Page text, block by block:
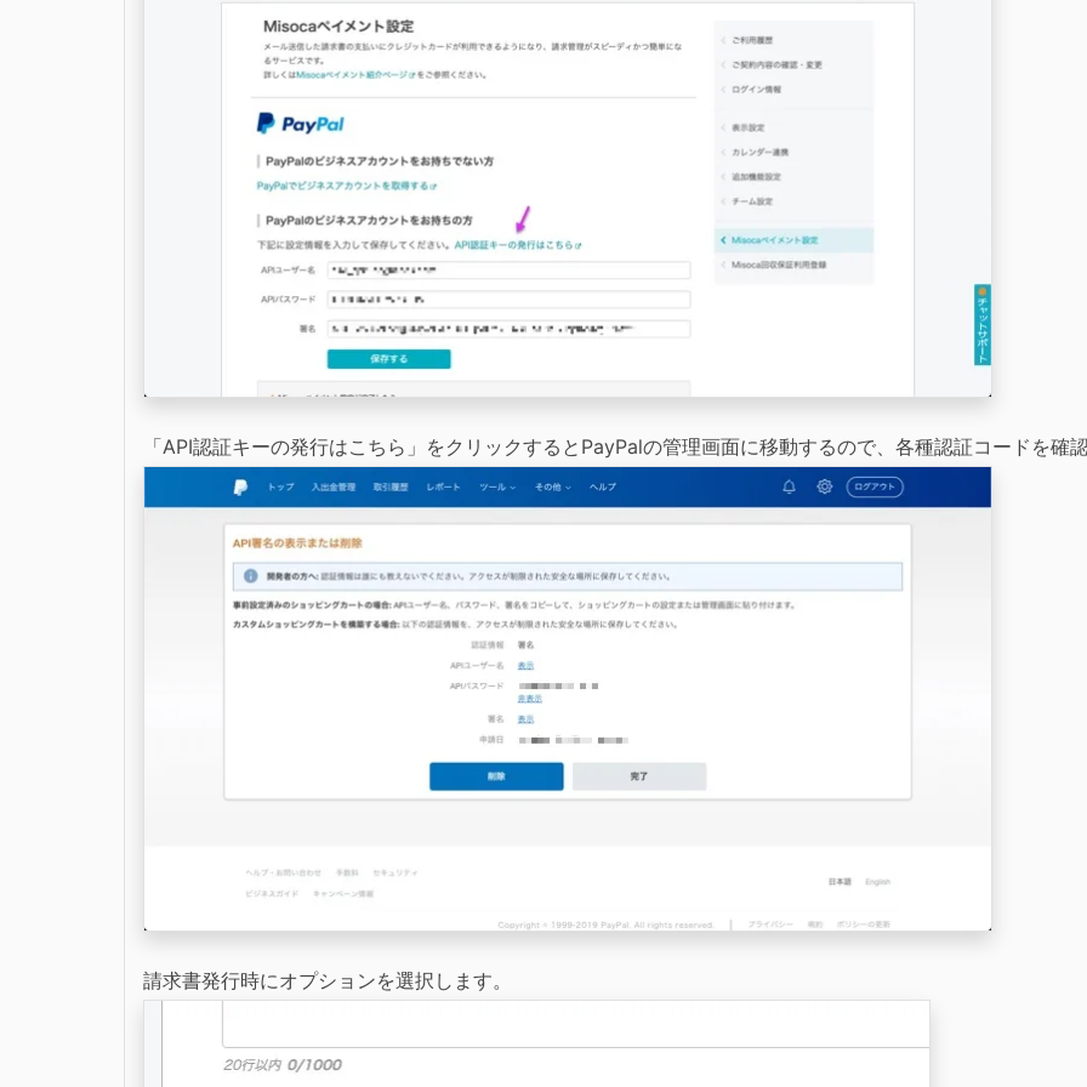
「API認証キーの発行はこちら」をクリックするとPayPalの管理画面に移動するので、各種認証コードを確認
請求書発行時にオプションを選択します。